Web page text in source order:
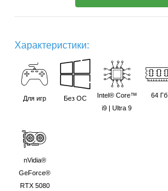
Характеристики:
Для игр Без ОС
Intel® Core™
i9 | Ultra 9
64 Гб
nVidia®
GeForce®
RTX 5080